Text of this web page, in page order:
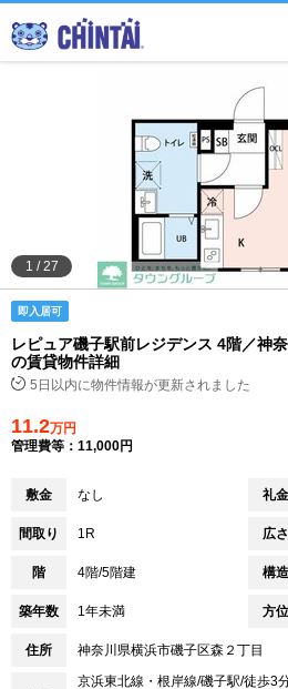
住所から
家賃相
通勤通
物件特
不動産
1 /27
即入居可
レピュア磯子駅前レジデンス 4階／神
の賃貸物件詳細
5日以内に物件情報が更新されました
11.2万円
管理費等：11,000円
敷金 なし 礼金
間取り 1R 広さ
階 4階/5階建 構造
築年数 1年未満 方位
住所 神奈川県横浜市磯子区森２丁目
京浜東北線・根岸線/磯子駅/徒歩3